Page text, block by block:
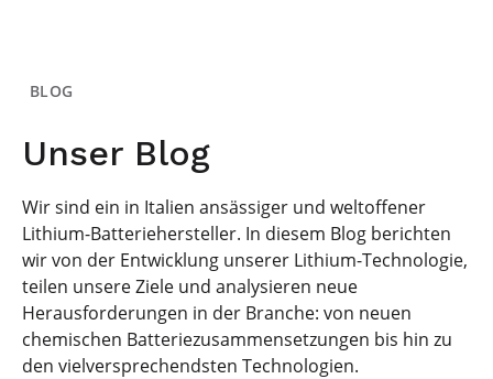
BLOG
Unser Blog
Wir sind ein in Italien ansässiger und weltoffener
Lithium-Batteriehersteller. In diesem Blog berichten
wir von der Entwicklung unserer Lithium-Technologie,
teilen unsere Ziele und analysieren neue
Herausforderungen in der Branche: von neuen
chemischen Batteriezusammensetzungen bis hin zu
den vielversprechendsten Technologien.